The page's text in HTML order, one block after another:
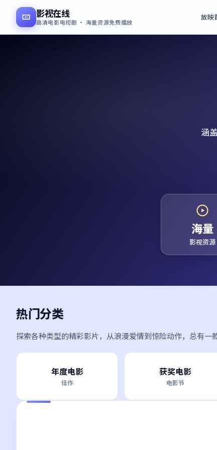
影视在线
高清电影电视剧 · 海量资源免费播放
放映
涵
海量
影视资源
热门分类
探索各种类型的精彩影片，从浪漫爱情到惊险动作，总有一
年度电影
佳作
获奖电影
电影节